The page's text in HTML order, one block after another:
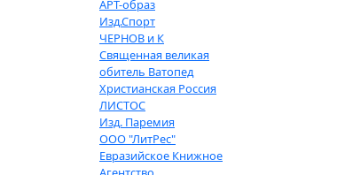
АРТ-образ
Изд.Спорт
ЧЕРНОВ и К
Священная великая
обитель Ватопед
Христианская Россия
ЛИСТОС
Изд. Паремия
ООО "ЛитРес"
Евразийское Книжное